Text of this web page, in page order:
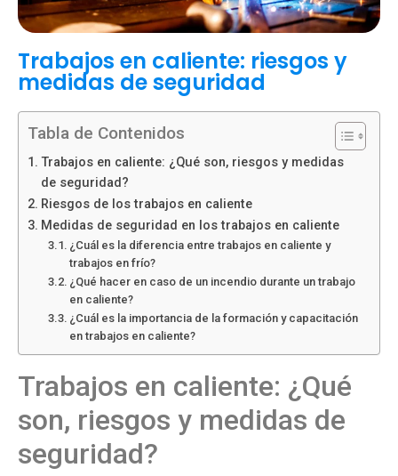
Trabajos en caliente: riesgos y
medidas de seguridad
Tabla de Contenidos
Trabajos en caliente: ¿Qué son, riesgos y medidas
de seguridad?
Riesgos de los trabajos en caliente
Medidas de seguridad en los trabajos en caliente
¿Cuál es la diferencia entre trabajos en caliente y
trabajos en frío?
¿Qué hacer en caso de un incendio durante un trabajo
en caliente?
¿Cuál es la importancia de la formación y capacitación
en trabajos en caliente?
Trabajos en caliente: ¿Qué
son, riesgos y medidas de
seguridad?